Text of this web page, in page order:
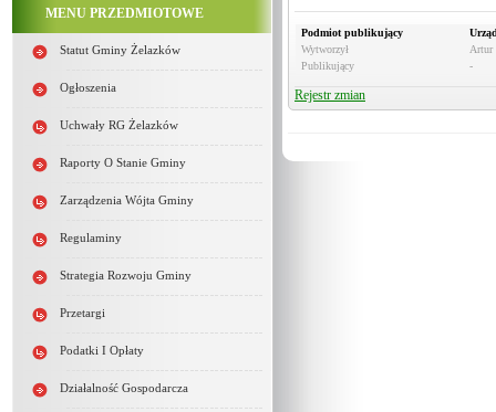
MENU PRZEDMIOTOWE
Statut Gminy Żelazków
Ogłoszenia
Uchwały RG Żelazków
Raporty O Stanie Gminy
Zarządzenia Wójta Gminy
Regulaminy
Strategia Rozwoju Gminy
Przetargi
Podatki I Opłaty
Działalność Gospodarcza
Podmiot publikujący
Wytworzył
Artur
Publikujący
-
Rejestr zmian